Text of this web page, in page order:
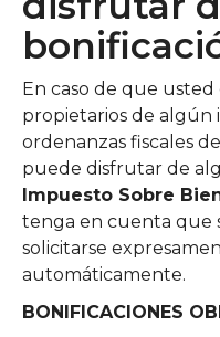
En caso de que usted
propietarios de algún
ordenanzas fiscales
puede disfrutar de
Impuesto Sobre
tenga en cuenta que
solicitarse
automáticamente.
BONIFICACIONES